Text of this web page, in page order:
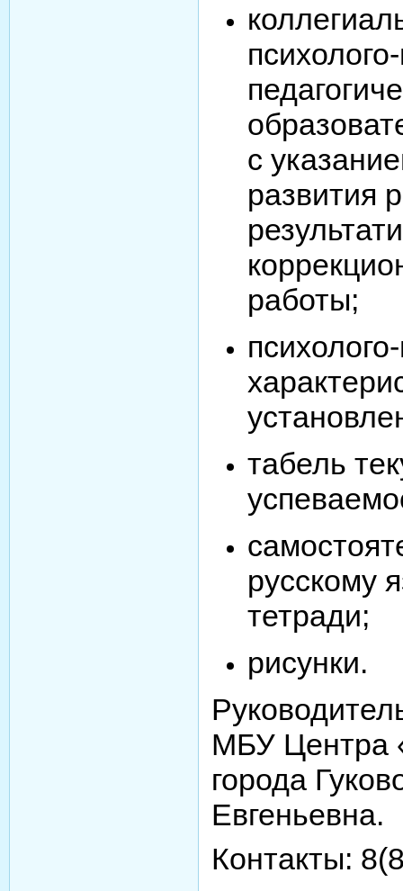
с
развития
работы;
табель
русскому
тетради;
рисунки.
МБУ Центра
города
Евгеньевна.
Контакты: